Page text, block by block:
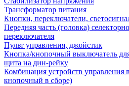
Трансформатор питания
Кнопки, переключатели,
Передняя часть (головка)
переключателя
Пульт управления, джойстик
Кнопка/кнопочный выключатель
щита на дин-рейку
Комбинация устройств управления
кнопочный в сборе)